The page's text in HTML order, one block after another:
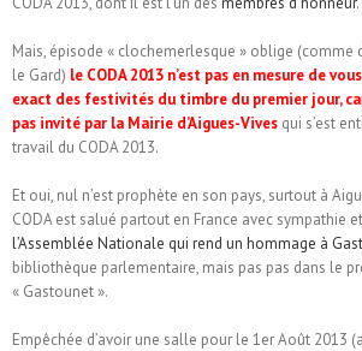
Mais, épisode « clochemerlesque » oblige (comme
le Gard) le CODA 2013 n’est pas en mesure de
exact des festivités du timbre du premier jour,
pas invité par la Mairie d’Aigues-Vives qui s’est
travail du CODA 2013.
Et oui, nul n’est prophète en son pays, surtout à
CODA est salué partout en France avec sympathie
l’Assemblée Nationale qui rend un hommage à
bibliothèque parlementaire, mais pas pas dans le
« Gastounet ».
Empêchée d’avoir une salle pour le 1er Août 2013